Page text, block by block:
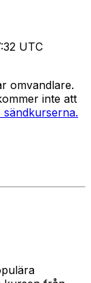
UTC
omvandlare.
inte att
sändkurserna.